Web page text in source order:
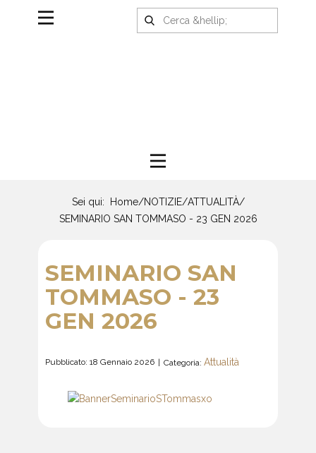
Sei qui: Home/NOTIZIE/ATTUALITÀ/
SEMINARIO SAN TOMMASO - 23 GEN 2026
SEMINARIO SAN
TOMMASO - 23
GEN 2026
Pubblicato: 18 Gennaio 2026 Categoria: Attualità